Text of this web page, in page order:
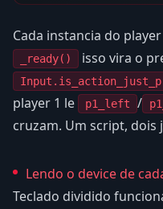
Cada instancia do
_ready() isso vira o
player 1 le
p1_left /
cruzam. Um script,
Lendo o device de
Teclado dividido